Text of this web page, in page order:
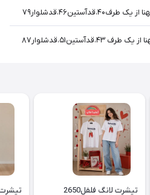
تیشرت لانگ فلفل2650 تیشرت